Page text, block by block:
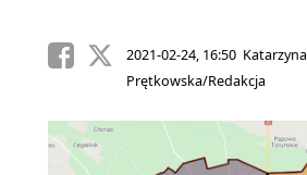
2021-02-24, 16:50 Katarzyna
Prętkowska/Redakcja